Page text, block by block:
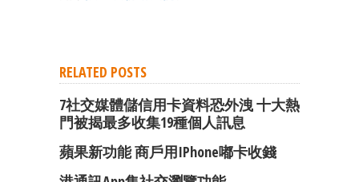
RELATED POSTS
7社交媒體儲信用卡資料恐外洩 十大熱
門被揭最多收集19種個人訊息
蘋果新功能 商戶用iPhone嘟卡收錢